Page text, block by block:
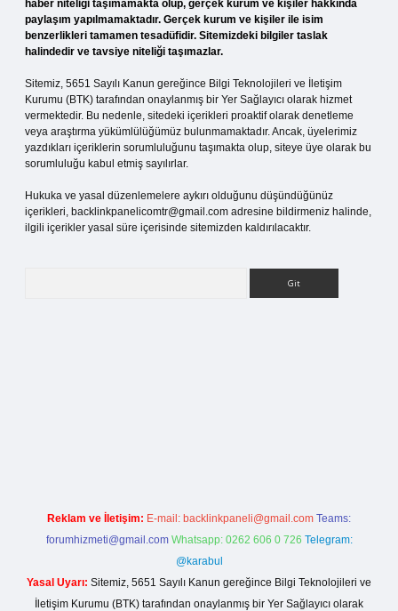
haber niteliği taşımamakta olup, gerçek kurum ve kişiler hakkında
paylaşım yapılmamaktadır. Gerçek kurum ve kişiler ile isim
benzerlikleri tamamen tesadüfidir. Sitemizdeki bilgiler taslak
halindedir ve tavsiye niteliği taşımazlar.
Sitemiz, 5651 Sayılı Kanun gereğince Bilgi Teknolojileri ve İletişim
Kurumu (BTK) tarafından onaylanmış bir Yer Sağlayıcı olarak hizmet
vermektedir. Bu nedenle, sitedeki içerikleri proaktif olarak denetleme
veya araştırma yükümlülüğümüz bulunmamaktadır. Ancak, üyelerimiz
yazdıkları içeriklerin sorumluluğunu taşımakta olup, siteye üye olarak bu
sorumluluğu kabul etmiş sayılırlar.
Hukuka ve yasal düzenlemelere aykırı olduğunu düşündüğünüz
içerikleri, backlinkpanelicomtr@gmail.com adresine bildirmeniz halinde,
ilgili içerikler yasal süre içerisinde sitemizden kaldırılacaktır.
Reklam ve İletişim: E-mail: backlinkpaneli@gmail.com Teams:
forumhizmeti@gmail.com Whatsapp: 0262 606 0 726 Telegram:
@karabul
Yasal Uyarı: Sitemiz, 5651 Sayılı Kanun gereğince Bilgi Teknolojileri ve
İletişim Kurumu (BTK) tarafından onaylanmış bir Yer Sağlayıcı olarak